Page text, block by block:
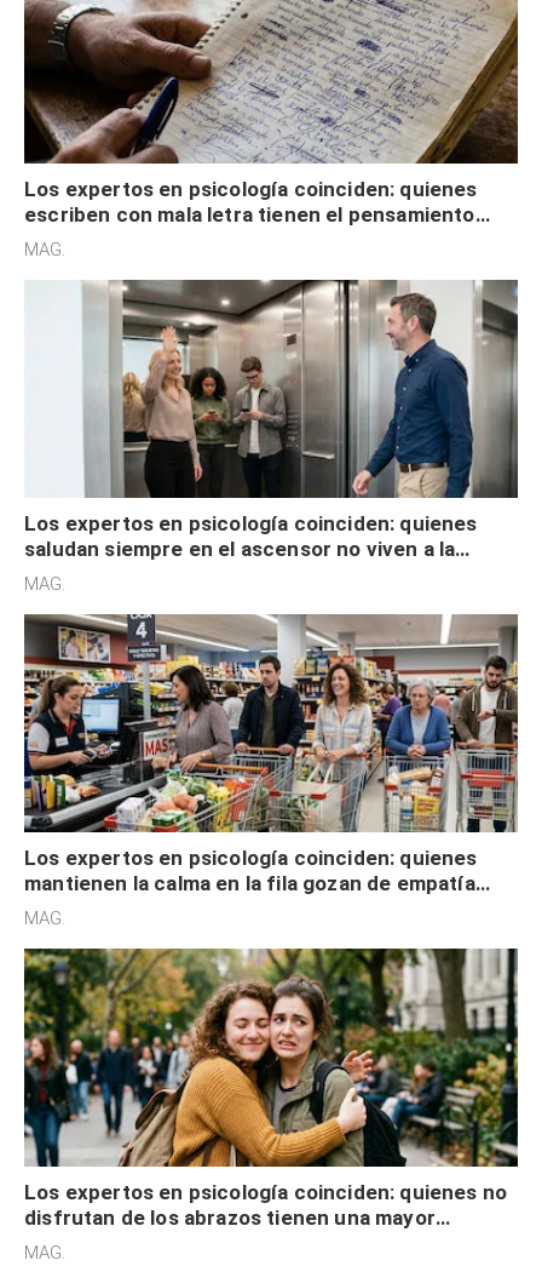
Los expertos en psicología coinciden: quienes
escriben con mala letra tienen el pensamiento
acelerado y no lo hacen por desinterés
MAG.
Los expertos en psicología coinciden: quienes
saludan siempre en el ascensor no viven a la
defensiva y tienen apertura social
MAG.
Los expertos en psicología coinciden: quienes
mantienen la calma en la fila gozan de empatía
cognitiva, gratitud y no solo tienen autocontrol
MAG.
Los expertos en psicología coinciden: quienes no
disfrutan de los abrazos tienen una mayor
sensibilidad a los estímulos físicos y no es por
MAG.